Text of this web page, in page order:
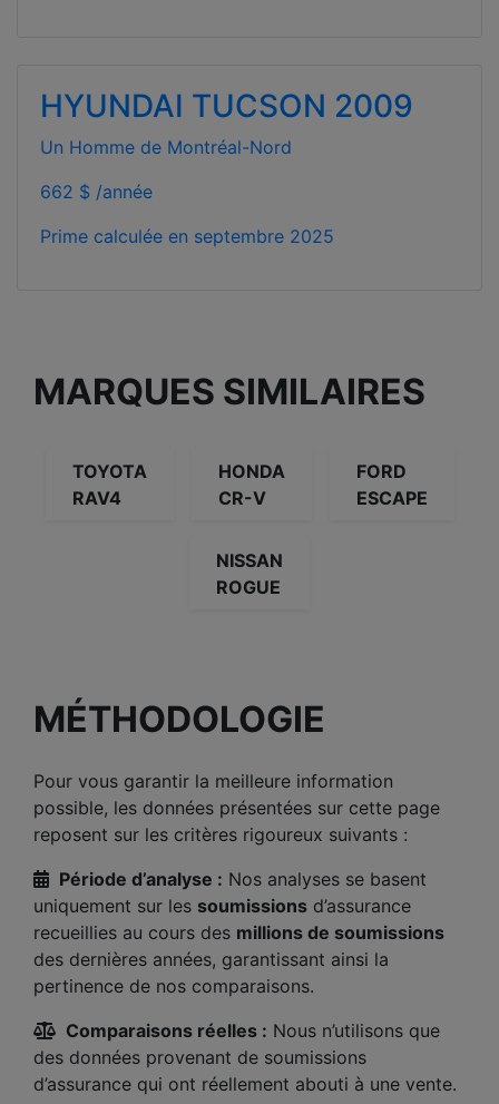
HYUNDAI TUCSON 2009
Un Homme de Montréal-Nord
662 $ /année
Prime calculée en septembre 2025
MARQUES SIMILAIRES
TOYOTA
RAV4
HONDA
CR-V
FORD
ESCAPE
NISSAN
ROGUE
MÉTHODOLOGIE
Pour vous garantir la meilleure information
possible, les données présentées sur cette page
reposent sur les critères rigoureux suivants :
Période d’analyse : Nos analyses se basent
uniquement sur les soumissions d’assurance
recueillies au cours des millions de soumissions
des dernières années, garantissant ainsi la
pertinence de nos comparaisons.
Comparaisons réelles : Nous n’utilisons que
des données provenant de soumissions
d’assurance qui ont réellement abouti à une vente.